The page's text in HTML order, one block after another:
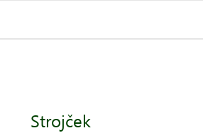
Strojček